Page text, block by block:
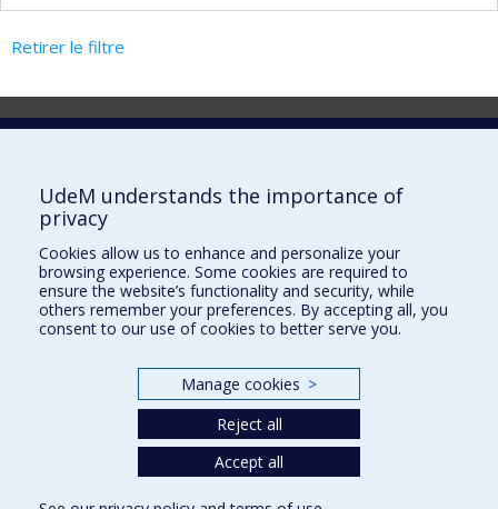
Retirer le filtre
Laboratoire d'innovation
Vice-rectorat aux affaires étudiantes et aux études
Inven_T
Consortium Santé Numérique
UdeM understands the importance of
privacy
Cookies allow us to enhance and personalize your
browsing experience. Some cookies are required to
ensure the website’s functionality and security, while
others remember your preferences. By accepting all, you
consent to our use of cookies to better serve you.
Manage cookies >
Reject all
Accept all